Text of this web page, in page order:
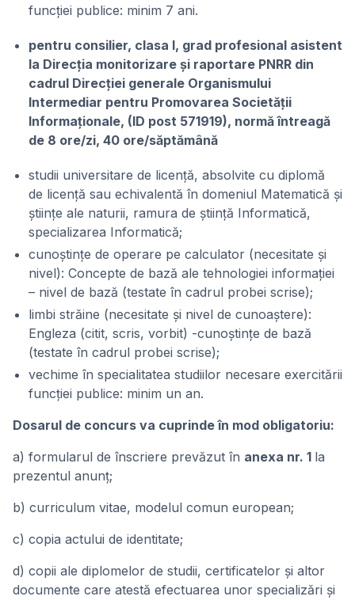
funcției publice: minim 7 ani.
pentru consilier, clasa I, grad profesional asistent
la Direcția monitorizare și raportare PNRR din
cadrul Direcției generale Organismului
Intermediar pentru Promovarea Societății
Informaționale, (ID post 571919), normă întreagă
de 8 ore/zi, 40 ore/săptămână
studii universitare de licență, absolvite cu diplomă
de licență sau echivalentă în domeniul Matematică și
științe ale naturii, ramura de știință Informatică,
specializarea Informatică;
cunoștințe de operare pe calculator (necesitate și
nivel): Concepte de bază ale tehnologiei informației
– nivel de bază (testate în cadrul probei scrise);
limbi străine (necesitate și nivel de cunoaștere):
Engleza (citit, scris, vorbit) -cunoștințe de bază
(testate în cadrul probei scrise);
vechime în specialitatea studiilor necesare exercitării
funcției publice: minim un an.
Dosarul de concurs va cuprinde în mod obligatoriu:
a) formularul de înscriere prevăzut în anexa nr. 1 la
prezentul anunț;
b) curriculum vitae, modelul comun european;
c) copia actului de identitate;
d) copii ale diplomelor de studii, certificatelor şi altor
documente care atestă efectuarea unor specializări şi